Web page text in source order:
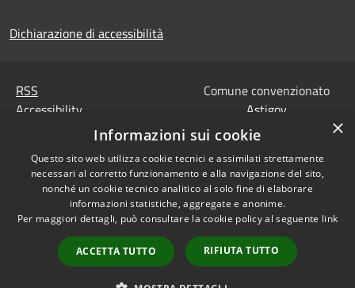
Dichiarazione di accessibilità
RSS
Accessibility
Sitemap
Codice Univoco IPA,
Tesoreria e Coordinate
bancarie
Dati di contatto DPO
Dichiarazione di
Comune convenzionato
Astigov
Progetto|Convenzione
Adesioni
•Accesso redazione
×
Informazioni sui cookie
Questo sito web utilizza cookie tecnici e assimilati strettamente
necessari al corretto funzionamento e alla navigazione del sito,
nonché un cookie tecnico analitico al solo fine di elaborare
informazioni statistiche, aggregate e anonime.
Per maggiori dettagli, può consultare la cookie policy al seguente link
ACCETTA TUTTO RIFIUTA TUTTO